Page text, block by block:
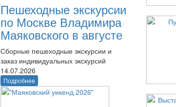
Пешеходные экскурсии
по Москве Владимира
Маяковского в августе
Сборные пешеходные экскурсии и
заказ индивидуальных экскурсий
14.07.2026
Подробнее